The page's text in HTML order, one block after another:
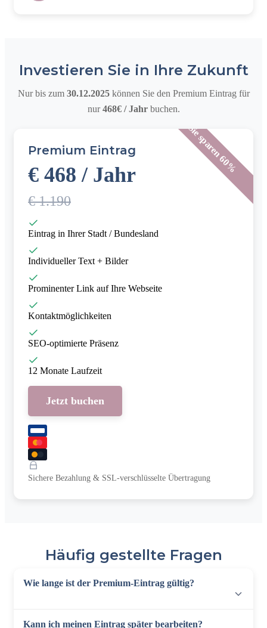
Investieren Sie in Ihre Zukunft
Nur bis zum 30.12.2025können Sie den Premium Eintrag für
nur468€ / Jahrbuchen.
Sie sparen 60%
Premium Eintrag
€ 468 / Jahr
€ 1.190
Eintrag in Ihrer Stadt / Bundesland
Individueller Text + Bilder
Prominenter Link auf Ihre Webseite
Kontaktmöglichkeiten
SEO-optimierte Präsenz
12 Monate Laufzeit
Jetzt buchen
Sichere Bezahlung & SSL-verschlüsselte Übertragung
Häufig gestellte Fragen
Wie lange ist der Premium-Eintrag gültig?
Kann ich meinen Eintrag später bearbeiten?